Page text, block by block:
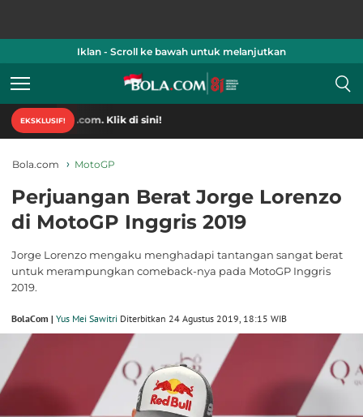
Iklan - Scroll ke bawah untuk melanjutkan
EKSKLUSIF!Klik di sini!
Bola.com MotoGP
Perjuangan Berat Jorge Lorenzo
di MotoGP Inggris 2019
Jorge Lorenzo mengaku menghadapi tantangan sangat berat
untuk merampungkan comeback-nya pada MotoGP Inggris
2019.
BolaCom | Yus Mei Sawitri Diterbitkan 24 Agustus 2019, 18:15 WIB